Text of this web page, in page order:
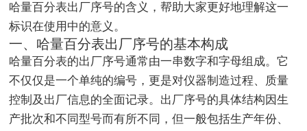
哈量百分表出厂序号的含义，帮助大家更好地理解这一
标识在使用中的意义。
一、哈量百分表出厂序号的基本构成
哈量百分表的出厂序号通常由一串数字和字母组成。它
不仅仅是一个单纯的编号，更是对仪器制造过程、质量
控制及出厂信息的全面记录。出厂序号的具体结构因生
产批次和不同型号而有所不同，但一般包括生产年份、